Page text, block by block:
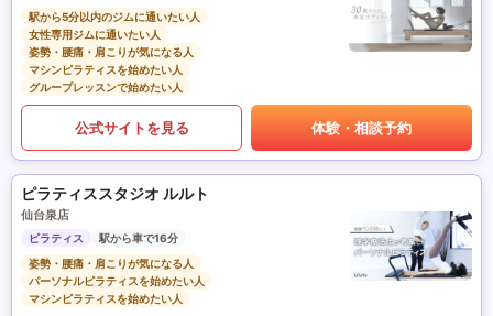
駅から5分以内のジムに通いたい人
女性専用ジムに通いたい人
姿勢・腰痛・肩こりが気になる人
マシンピラティスを始めたい人
グループレッスンで始めたい人
公式サイトを見る 体験・相談予約
ピラティススタジオ ルルト
仙台泉店
ピラティス
駅から車で16分
姿勢・腰痛・肩こりが気になる人
パーソナルピラティスを始めたい人
マシンピラティスを始めたい人